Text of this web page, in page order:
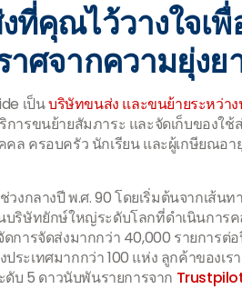
ที่คุณไว้วางใจเ
าศจากความยุ่งย
เป็นบริษัทขนส่ง และขนย้ายระหว่าง
การขนย้ายสัมภาระ และจัดเก็บของใ
ล ครอบครัว นักเรียน และผู้เกษียณอา
วงกลางปี พ.ศ. 90 โดยเริ่มต้นจากเส้นท
นบริษัทยักษ์ใหญ่ระดับโลกที่ดำเนินการ
ดการจัดส่งมากกว่า 40,000 รายการต่
ระเทศมากกว่า 100 แห่ง ลูกค้าของเ
ดับ 5 ดาวนับพันรายการจาก